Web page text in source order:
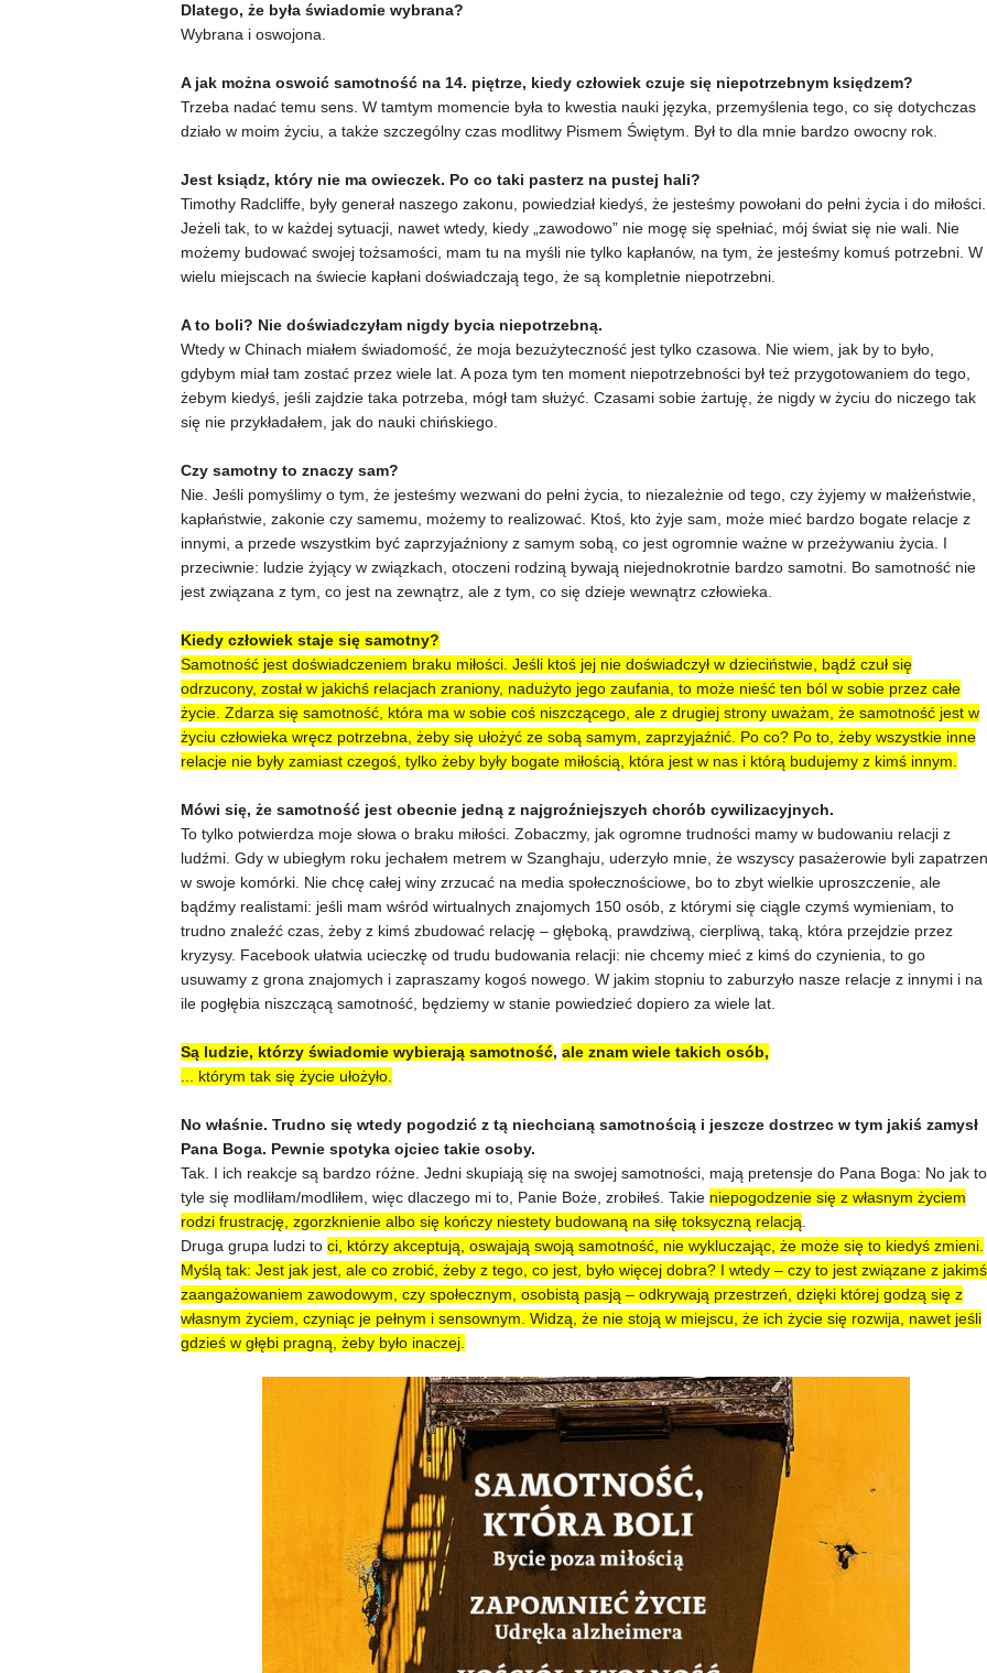
Dlatego, że była świadomie wybrana?
Wybrana i oswojona.
A jak można oswoić samotność na 14. piętrze, kiedy człowiek czuje się niepotrzebnym księdzem?
Trzeba nadać temu sens. W tamtym momencie była to kwestia nauki języka, przemyślenia tego, co się dotychczas
działo w moim życiu, a także szczególny czas modlitwy Pismem Świętym. Był to dla mnie bardzo owocny rok.
Jest ksiądz, który nie ma owieczek. Po co taki pasterz na pustej hali?
Timothy Radcliffe, były generał naszego zakonu, powiedział kiedyś, że jesteśmy powołani do pełni życia i do miłości.
Jeżeli tak, to w każdej sytuacji, nawet wtedy, kiedy „zawodowo” nie mogę się spełniać, mój świat się nie wali. Nie
możemy budować swojej tożsamości, mam tu na myśli nie tylko kapłanów, na tym, że jesteśmy komuś potrzebni. W
wielu miejscach na świecie kapłani doświadczają tego, że są kompletnie niepotrzebni.
A to boli? Nie doświadczyłam nigdy bycia niepotrzebną.
Wtedy w Chinach miałem świadomość, że moja bezużyteczność jest tylko czasowa. Nie wiem, jak by to było,
gdybym miał tam zostać przez wiele lat. A poza tym ten moment niepotrzebności był też przygotowaniem do tego,
żebym kiedyś, jeśli zajdzie taka potrzeba, mógł tam służyć. Czasami sobie żartuję, że nigdy w życiu do niczego tak
się nie przykładałem, jak do nauki chińskiego.
Czy samotny to znaczy sam?
Nie. Jeśli pomyślimy o tym, że jesteśmy wezwani do pełni życia, to niezależnie od tego, czy żyjemy w małżeństwie,
kapłaństwie, zakonie czy samemu, możemy to realizować. Ktoś, kto żyje sam, może mieć bardzo bogate relacje z
innymi, a przede wszystkim być zaprzyjaźniony z samym sobą, co jest ogromnie ważne w przeżywaniu życia. I
przeciwnie: ludzie żyjący w związkach, otoczeni rodziną bywają niejednokrotnie bardzo samotni. Bo samotność nie
jest związana z tym, co jest na zewnątrz, ale z tym, co się dzieje wewnątrz człowieka.
Kiedy człowiek staje się samotny?
Samotność jest doświadczeniem braku miłości. Jeśli ktoś jej nie doświadczył w dzieciństwie, bądź czuł się
odrzucony, został w jakichś relacjach zraniony, nadużyto jego zaufania, to może nieść ten ból w sobie przez całe
życie. Zdarza się samotność, która ma w sobie coś niszczącego, ale z drugiej strony uważam, że samotność jest w
życiu człowieka wręcz potrzebna, żeby się ułożyć ze sobą samym, zaprzyjaźnić. Po co? Po to, żeby wszystkie inne
relacje nie były zamiast czegoś, tylko żeby były bogate miłością, która jest w nas i którą budujemy z kimś innym.
Mówi się, że samotność jest obecnie jedną z najgroźniejszych chorób cywilizacyjnych.
To tylko potwierdza moje słowa o braku miłości. Zobaczmy, jak ogromne trudności mamy w budowaniu relacji z
ludźmi. Gdy w ubiegłym roku jechałem metrem w Szanghaju, uderzyło mnie, że wszyscy pasażerowie byli
w swoje komórki. Nie chcę całej winy zrzucać na media społecznościowe, bo to zbyt wielkie uproszczenie, ale
bądźmy realistami: jeśli mam wśród wirtualnych znajomych 150 osób, z którymi się ciągle czymś wymieniam, to
trudno znaleźć czas, żeby z kimś zbudować relację – głęboką, prawdziwą, cierpliwą, taką, która przejdzie przez
kryzysy. Facebook ułatwia ucieczkę od trudu budowania relacji: nie chcemy mieć z kimś do czynienia, to go
usuwamy z grona znajomych i zapraszamy kogoś nowego. W jakim stopniu to zaburzyło nasze relacje z innymi i na
ile pogłębia niszczącą samotność, będziemy w stanie powiedzieć dopiero za wiele lat.
Są ludzie, którzy świadomie wybierają samotność, ale znam wiele takich osób,
... którym tak się życie ułożyło.
No właśnie. Trudno się wtedy pogodzić z tą niechcianą samotnością i jeszcze dostrzec w tym jakiś zamysł
Pana Boga. Pewnie spotyka ojciec takie osoby.
Tak. I ich reakcje są bardzo różne. Jedni skupiają się na swojej samotności, mają pretensje do Pana Boga: No jak
tyle się modliłam/modliłem, więc dlaczego mi to, Panie Boże, zrobiłeś. Takie niepogodzenie się z własnym życiem
rodzi frustrację, zgorzknienie albo się kończy niestety budowaną na siłę toksyczną relacją
Druga grupa ludzi to ci, którzy akceptują, oswajają swoją samotność, nie wykluczając, że może się to kiedyś zmieni.
Myślą tak: Jest jak jest, ale co zrobić, żeby z tego, co jest, było więcej dobra? I wtedy – czy to jest związane z jakimś
zaangażowaniem zawodowym, czy społecznym, osobistą pasją – odkrywają przestrzeń, dzięki której godzą się z
własnym życiem, czyniąc je pełnym i sensownym. Widzą, że nie stoją w miejscu, że ich życie się rozwija, nawet jeśli
gdzieś w głębi pragną, żeby było inaczej.